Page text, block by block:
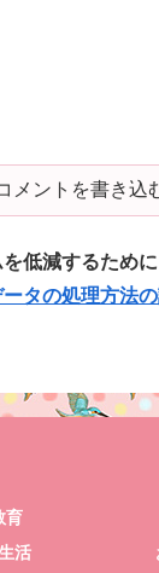
メントを書き込
低減するため
ータの処理方法
育
活